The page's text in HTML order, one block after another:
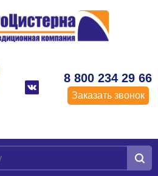
8 800 234 29 66
Заказать звонок